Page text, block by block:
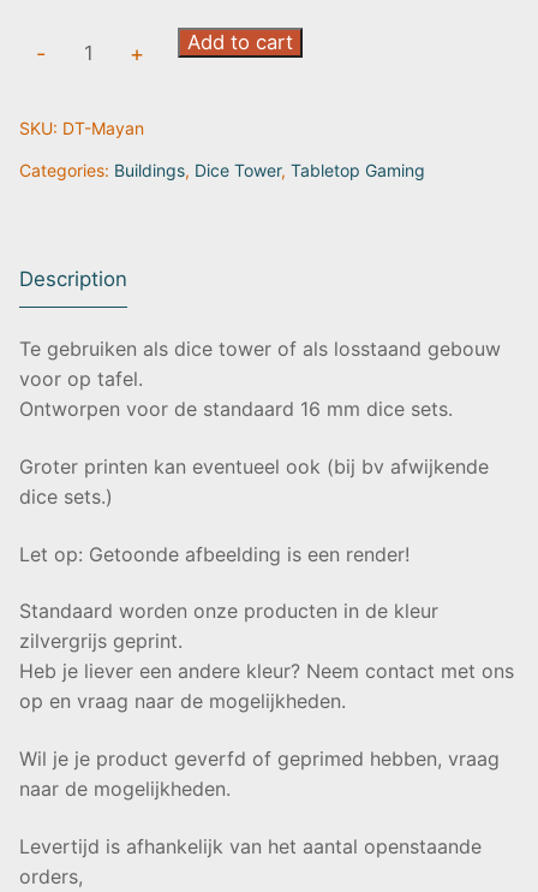
Temple
|
quantity
- + Add to cart
SKU: DT-Mayan
Categories: Buildings, Dice Tower, Tabletop Gaming
Description
Te gebruiken als dice tower of als losstaand gebouw
voor op tafel.
Ontworpen voor de standaard 16 mm dice sets.
Groter printen kan eventueel ook (bij bv afwijkende
dice sets.)
Let op: Getoonde afbeelding is een render!
Standaard worden onze producten in de kleur
zilvergrijs geprint.
Heb je liever een andere kleur? Neem contact met ons
op en vraag naar de mogelijkheden.
Wil je je product geverfd of geprimed hebben, vraag
naar de mogelijkheden.
Levertijd is afhankelijk van het aantal openstaande
orders,